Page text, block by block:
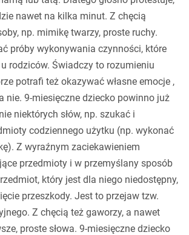
nawet na kilka minut. Z chęcią
np. mimikę twarzy, proste ruchy.
próby wykonywania czynności, które
rodziców. Świadczy to rozumieniu
potrafi też okazywać własne emocje ,
nie. 9-miesięczne dziecko powinno już
niektórych słów, np. szukać i
codziennego użytku (np. wykonać
Z wyraźnym zaciekawieniem
przedmioty i w przemyślany sposób
który jest dla niego niedostępny,
przeszkody. Jest to przejaw tzw.
Z chęcią też gaworzy, a nawet
proste słowa. 9-miesięczne dziecko